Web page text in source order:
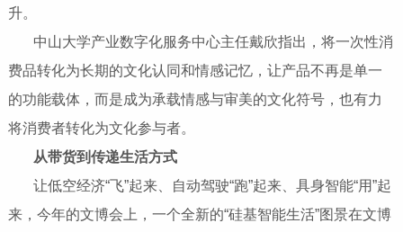
升。
​​​​​​​ 中山大学产业数字化服务中心主任戴欣指出，将一次性消
费品转化为长期的文化认同和情感记忆，让产品不再是单一
的功能载体，而是成为承载情感与审美的文化符号，也有力
将消费者转化为文化参与者。
从带货到传递生活方式
​​​​​​​ 让低空经济“飞”起来、自动驾驶“跑”起来、具身智能“用”起
来，今年的文博会上，一个全新的“硅基智能生活”图景在文博